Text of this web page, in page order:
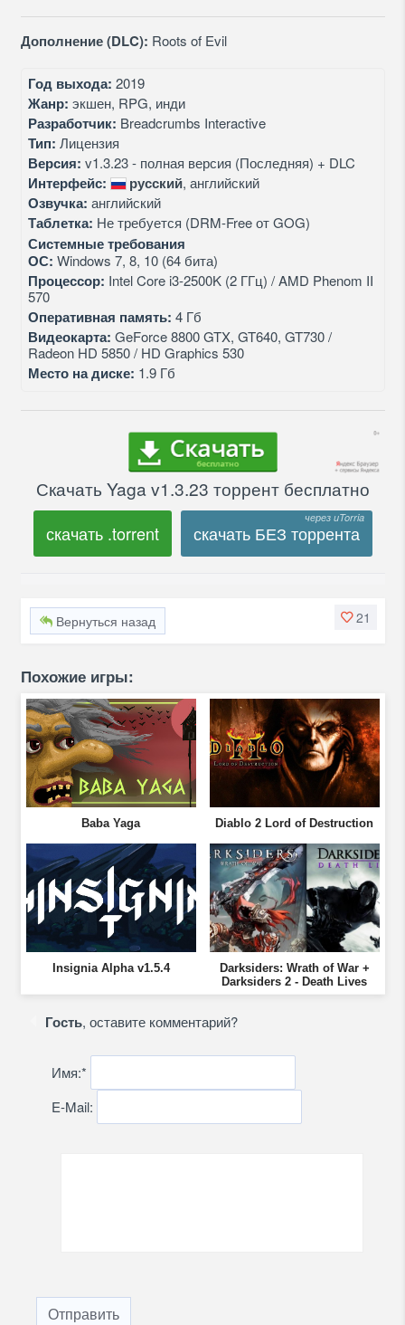
Дополнение (DLC): Roots of Evil
Год выхода: 2019
Жанр: экшен, RPG, инди
Разработчик: Breadcrumbs Interactive
Тип: Лицензия
Версия: v1.3.23 - полная версия (Последняя) + DLC
Интерфейс: русский, английский
Озвучка: английский
Таблетка: Не требуется (DRM-Free от GOG)
Системные требования
ОС: Windows 7, 8, 10 (64 бита)
Процессор: Intel Core i3-2500K (2 ГГц) / AMD Phenom II
570
Оперативная память: 4 Гб
Видеокарта: GeForce 8800 GTX, GT640, GT730 /
Radeon HD 5850 / HD Graphics 530
Место на диске: 1.9 Гб
Скачать Yaga v1.3.23 торрент бесплатно
скачать .torrent скачать БЕЗ торрента
21
Вернуться назад
Похожие игры:
Baba Yaga Diablo 2 Lord of Destruction
Insignia Alpha v1.5.4
Darksiders: Wrath of War +
Darksiders 2 - Death Lives
Гость, оставите комментарий?
Имя:*
E-Mail:
Отправить